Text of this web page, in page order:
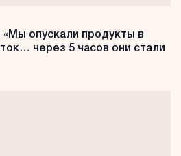
опускали продукты в
через 5 часов они стали